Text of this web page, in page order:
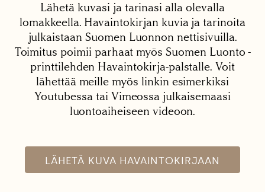
Lähetä kuvasi ja tarinasi alla olevalla
lomakkeella. Havaintokirjan kuvia ja tarinoita
julkaistaan Suomen Luonnon nettisivuilla.
Toimitus poimii parhaat myös Suomen Luonto -
printtilehden Havaintokirja-palstalle. Voit
lähettää meille myös linkin esimerkiksi
Youtubessa tai Vimeossa julkaisemaasi
luontoaiheiseen videoon.
LÄHETÄ KUVA HAVAINTOKIRJAAN